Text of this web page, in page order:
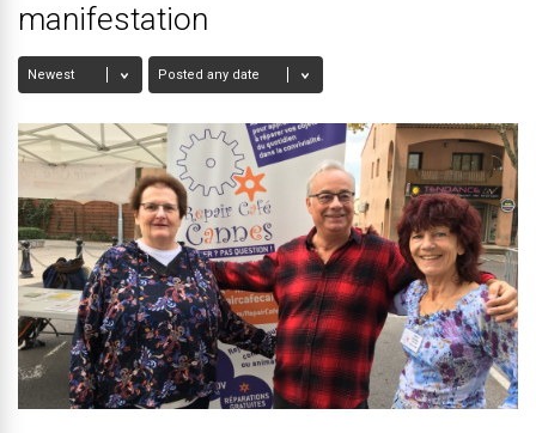
manifestation